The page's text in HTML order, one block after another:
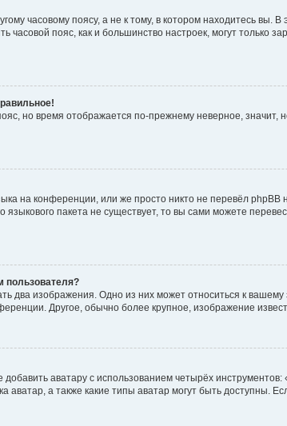
часовому поясу, а не к тому, в котором находитесь вы.
часовой пояс, как и большинство настроек, могут только
но время отображается по-прежнему неверное,
на конференции, или же просто никто не перевёл
языкового пакета не существует, то вы сами можете
пользователя?
два изображения. Одно из них может относиться к
Другое, обычно более крупное, изображение
аватару с использованием четырёх
аватар, а также какие типы аватар могут быть доступны.